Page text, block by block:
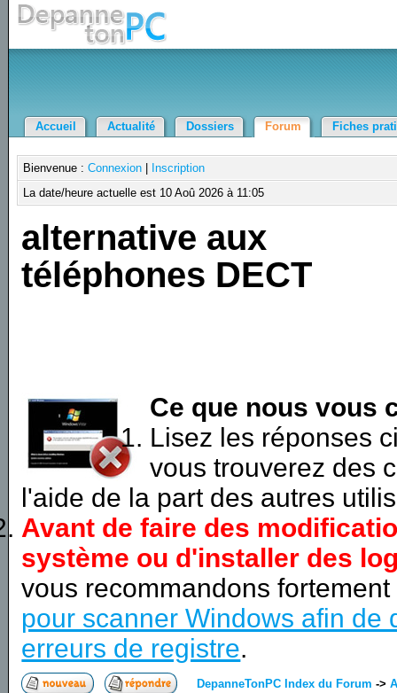
Accueil Actualité Dossiers Forum Fiches
Bienvenue :Connexion
Inscription
La date/heure actuelle est 10 Aoû 2026 à 11:05
alternative aux
téléphones DECT
Ce que nous vous
Lisez les réponses
vous trouverez des
l'aide de la part des autres
Avant de faire des
système ou d'installer des
vous recommandons
pour scanner Windows afin de
erreurs de registre.
DepanneTonPC Index du Forum ->